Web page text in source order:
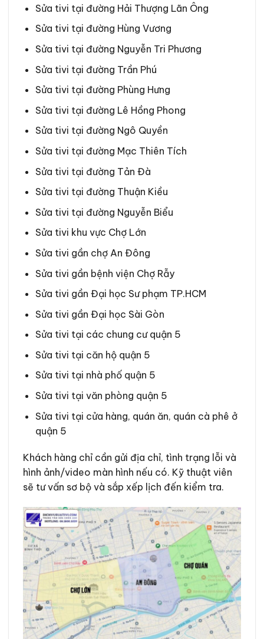
Sửa tivi tại đường Hải Thượng Lãn Ông
Sửa tivi tại đường Hùng Vương
Sửa tivi tại đường Nguyễn Tri Phương
Sửa tivi tại đường Trần Phú
Sửa tivi tại đường Phùng Hưng
Sửa tivi tại đường Lê Hồng Phong
Sửa tivi tại đường Ngô Quyền
Sửa tivi tại đường Mạc Thiên Tích
Sửa tivi tại đường Tản Đà
Sửa tivi tại đường Thuận Kiều
Sửa tivi tại đường Nguyễn Biểu
Sửa tivi khu vực Chợ Lớn
Sửa tivi gần chợ An Đông
Sửa tivi gần bệnh viện Chợ Rẫy
Sửa tivi gần Đại học Sư phạm TP.HCM
Sửa tivi gần Đại học Sài Gòn
Sửa tivi tại các chung cư quận 5
Sửa tivi tại căn hộ quận 5
Sửa tivi tại nhà phố quận 5
Sửa tivi tại văn phòng quận 5
Sửa tivi tại cửa hàng, quán ăn, quán cà phê ở
quận 5
Khách hàng chỉ cần gửi địa chỉ, tình trạng lỗi và
hình ảnh/video màn hình nếu có. Kỹ thuật viên
sẽ tư vấn sơ bộ và sắp xếp lịch đến kiểm tra.